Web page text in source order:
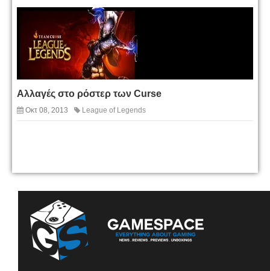
Αλλαγές στο ρόστερ των Curse
Οκτ 08, 2013 League of Legends